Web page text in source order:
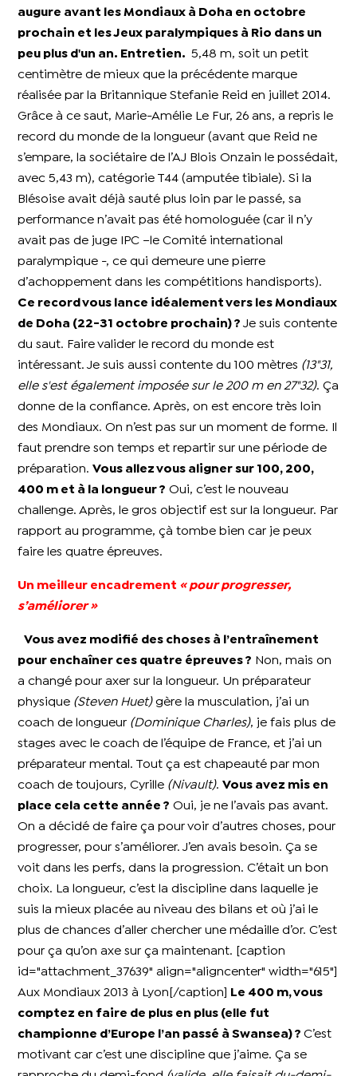
augure avant les Mondiaux à Doha en octobre
prochain et les Jeux paralympiques à Rio dans un
peu plus d'un an. Entretien.
5,48 m, soit un petit
centimètre de mieux que la précédente marque
réalisée par la Britannique Stefanie Reid en juillet 2014.
Grâce à ce saut, Marie-Amélie Le Fur, 26 ans, a repris le
record du monde de la longueur (avant que Reid ne
s’empare, la sociétaire de l’AJ Blois Onzain le possédait,
avec 5,43 m), catégorie T44 (amputée tibiale). Si la
Blésoise avait déjà sauté plus loin par le passé, sa
performance n’avait pas été homologuée (car il n’y
avait pas de juge IPC –le Comité international
paralympique -, ce qui demeure une pierre
d’achoppement dans les compétitions handisports).
Ce record vous lance idéalement vers les Mondiaux
de Doha (22-31 octobre prochain) ? Je suis contente
du saut. Faire valider le record du monde est
intéressant. Je suis aussi contente du 100 mètres (13"31,
elle s'est également imposée sur le 200 m en 27"32). Ça
donne de la confiance. Après, on est encore très loin
des Mondiaux. On n’est pas sur un moment de forme. Il
faut prendre son temps et repartir sur une période de
préparation.Vous allez vous aligner sur 100, 200,
400 m et à la longueur ? Oui, c’est le nouveau
challenge. Après, le gros objectif est sur la longueur. Par
rapport au programme, çà tombe bien car je peux
faire les quatre épreuves.
Un meilleur encadrement « pour progresser,
s’améliorer »
Vous avez modifié des choses à l’entraînement
pour enchaîner ces quatre épreuves ?
Non, mais on
a changé pour axer sur la longueur. Un préparateur
physique (Steven Huet)gère la musculation, j’ai un
coach de longueur (Dominique Charles), je fais plus de
stages avec le coach de l’équipe de France, et j’ai un
préparateur mental. Tout ça est chapeauté par mon
coach de toujours, Cyrille (Nivault).Vous avez mis en
place cela cette année ? Oui, je ne l’avais pas avant.
On a décidé de faire ça pour voir d’autres choses, pour
progresser, pour s’améliorer. J’en avais besoin. Ça se
voit dans les perfs, dans la progression. C’était un bon
choix. La longueur, c’est la discipline dans laquelle je
suis la mieux placée au niveau des bilans et où j’ai le
plus de chances d’aller chercher une médaille d’or. C’est
pour ça qu’on axe sur ça maintenant. [caption
id="attachment_37639" align="aligncenter" width="615"]
Aux Mondiaux 2013 à Lyon[/caption]
Le 400 m, vous
comptez en faire de plus en plus (elle fut
championne d’Europe l’an passé à Swansea) ?C’est
motivant car c’est une discipline que j’aime. Ça se